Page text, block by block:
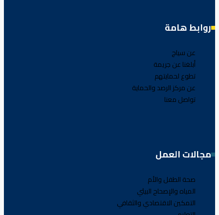
روابط هامة
عن سياج
أبلغنا عن جريمة
تطوع لحمايتهم
عن مركز الرصد والحماية
تواصل معنا
مجالات العمل
صحة الطفل والأم
المياه والإصحاح البيئي
التمكين الاقتصادي والثقافي